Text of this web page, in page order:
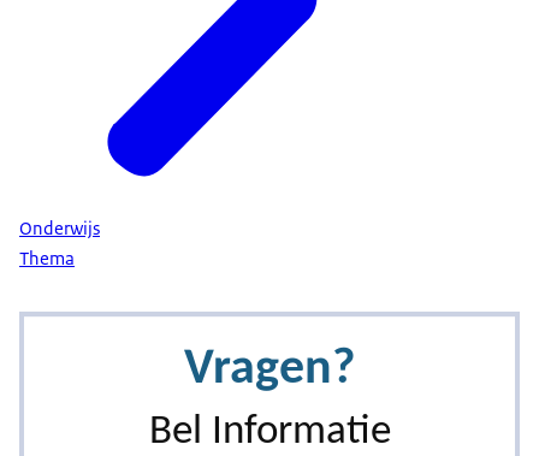
Onderwijs
Thema